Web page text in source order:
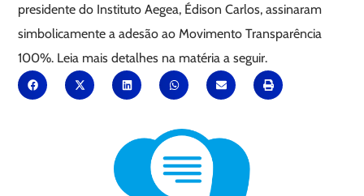
presidente do Instituto Aegea, Édison Carlos, assinaram
simbolicamente a adesão ao Movimento Transparência
100%. Leia mais detalhes na matéria a seguir.